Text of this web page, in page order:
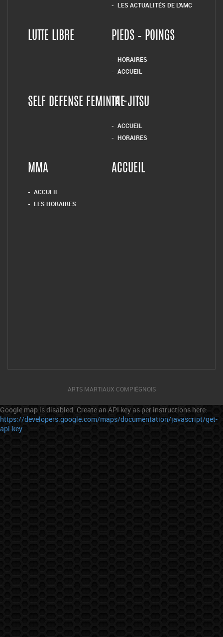
LES ACTUALITÉS DE L’AMC
LUTTE LIBRE PIEDS – POINGS
HORAIRES
ACCUEIL
SELF DEFENSE FEMININETAI-JITSU
ACCUEIL
HORAIRES
MMA
ACCUEIL
LES HORAIRES
ACCUEIL
ARTS MARTIAUX COMPIÉGNOIS
Google map is disabled. Create an API key as per instructions here:
https://developers.google.com/maps/documentation/javascript/get-
api-key